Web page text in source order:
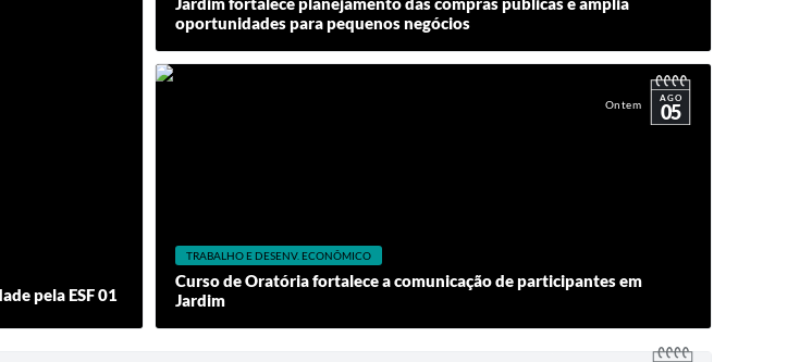
pela ESF 01
oportunidades para pequenos negócios
Ontem AGO
05
TRABALHO E DESENV. ECONÔMICO
Curso de Oratória fortalece a comunicação de participantes em
Jardim